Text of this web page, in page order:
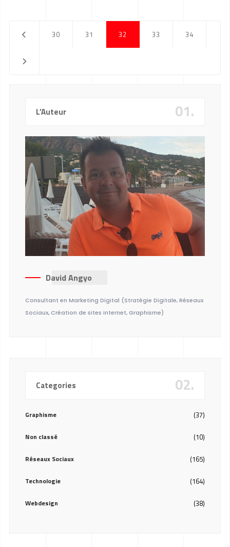
30 31 32 33 34
L’Auteur 01.
David Angyo
Consultant en Marketing Digital (Stratégie Digitale, Réseaux
Sociaux, Création de sites internet, Graphisme)
Categories 02.
Graphisme (37)
Non classé (10)
Réseaux Sociaux (165)
Technologie (164)
Webdesign (38)